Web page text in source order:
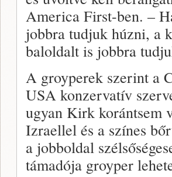
America First-ben. –
jobbra tudjuk húzni, a
baloldalt is jobbra
A groyperek szerint a
USA konzervatív
ugyan Kirk korántsem
Izraellel és a színes
a jobboldal
támadója groyper